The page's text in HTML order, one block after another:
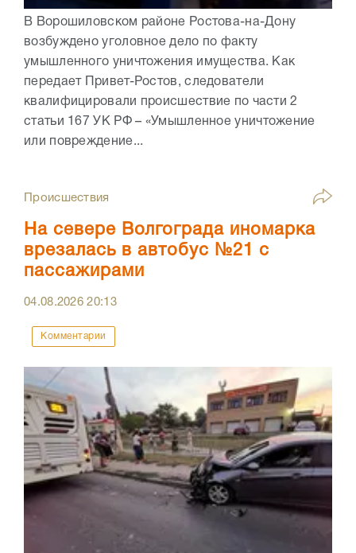
В Ворошиловском районе Ростова-на-Дону
возбуждено уголовное дело по факту
умышленного уничтожения имущества. Как
передает Привет-Ростов, следователи
квалифицировали происшествие по части 2
статьи 167 УК РФ – «Умышленное уничтожение
или повреждение...
Происшествия
На севере Волгограда иномарка
врезалась в автобус №21 с
пассажирами
04.08.202620:13
Комментарии